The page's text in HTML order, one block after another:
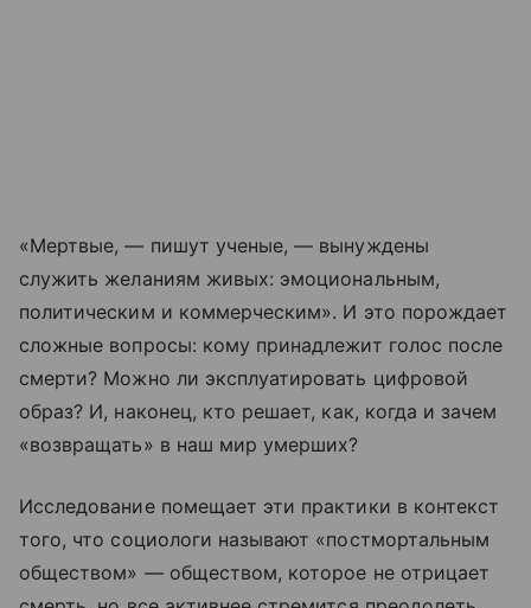
«Мертвые, — пишут ученые, — вынуждены
служить желаниям живых: эмоциональным,
политическим и коммерческим». И это порождает
сложные вопросы: кому принадлежит голос после
смерти? Можно ли эксплуатировать цифровой
образ? И, наконец, кто решает, как, когда и зачем
«возвращать» в наш мир умерших?
Исследование помещает эти практики в контекст
того, что социологи называют «постмортальным
обществом» — обществом, которое не отрицает